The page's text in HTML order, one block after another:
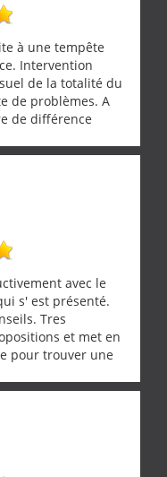
à une tempête
Intervention
de la totalité du
de problèmes. A
de différence
avec le
s' est présenté.
Tres
et met en
pour trouver une
ce qui
de leur métier.